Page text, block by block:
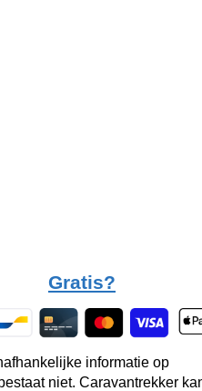
Gratis?
informatie op
niet. Caravantrekker